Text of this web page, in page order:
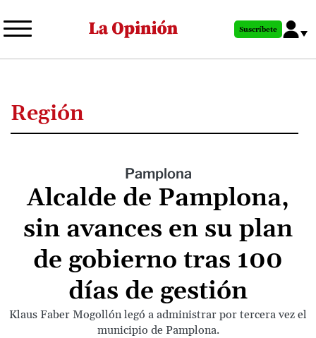
al
principal
Suscríbete
Región
Pamplona
Alcalde de Pamplona,
sin avances en su plan
de gobierno tras 100
días de gestión
Klaus Faber Mogollón legó a administrar por tercera vez el
municipio de Pamplona.